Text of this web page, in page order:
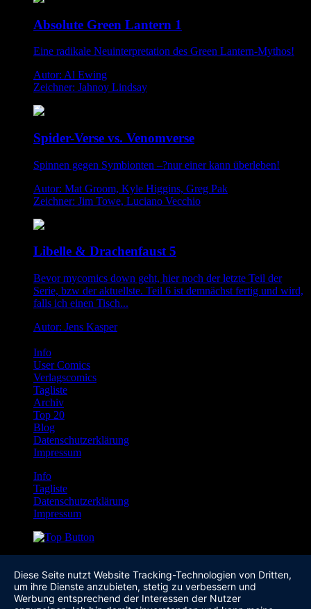
Absolute Green Lantern 1
Eine radikale Neuinterpretation des Green Lantern-Mythos!
Autor: Al Ewing
Zeichner: Jahnoy Lindsay
Spider-Verse vs. Venomverse
Spinnen gegen Symbionten –?nur einer kann überleben!
Autor: Mat Groom, Kyle Higgins, Greg Pak
Zeichner: Jim Towe, Luciano Vecchio
Libelle & Drachenfaust 5
Bevor mycomics down geht, hier noch der letzte Teil der
Serie, bzw der aktuellste. Teil 6 ist demnächst fertig und wird,
falls ich einen Tisch...
Autor: Jens Kasper
Info
User Comics
Verlagscomics
Tagliste
Archiv
Top 20
Blog
Datenschutzerklärung
Impressum
Info
Tagliste
Datenschutzerklärung
Impressum
Diese Seite nutzt Website Tracking-Technologien von Dritten,
um ihre Dienste anzubieten, stetig zu verbessern und
Werbung entsprechend der Interessen der Nutzer